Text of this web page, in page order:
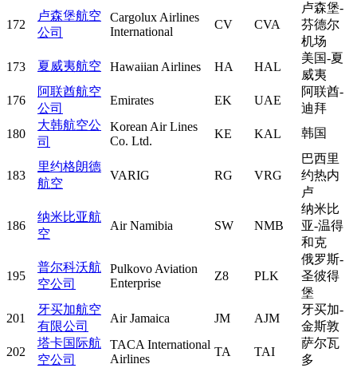
172
卢森堡航空
公司
Cargolux Airlines
International
CV CVA
卢森堡-
芬德尔
机场
173
夏威夷航空 Hawaiian Airlines HA HAL
美国-夏
威夷
176
阿联酋航空
公司
Emirates EK UAE
阿联酋-
迪拜
180
大韩航空公
司
Korean Air Lines
Co. Ltd.
KE KAL 韩国
183
里约格朗德
航空
VARIG RG VRG
巴西里
约热内
卢
186
纳米比亚航
空
Air Namibia SW NMB
纳米比
亚-温得
和克
195
普尔科沃航
空公司
Pulkovo Aviation
Enterprise
Z8 PLK
俄罗斯-
圣彼得
堡
201
牙买加航空
有限公司
Air Jamaica JM AJM
牙买加-
金斯敦
202
塔卡国际航
空公司
TACA International
Airlines
TA TAI
萨尔瓦
多